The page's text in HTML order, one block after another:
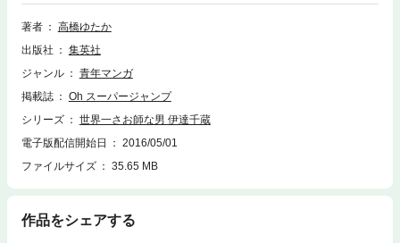
著者
高橋ゆたか
出版社
集英社
ジャンル
青年マンガ
掲載誌
Oh スーパージャンプ
シリーズ
世界一さお師な男 伊達千蔵
電子版配信開始日
2016/05/01
ファイルサイズ
35.65 MB
作品をシェアする